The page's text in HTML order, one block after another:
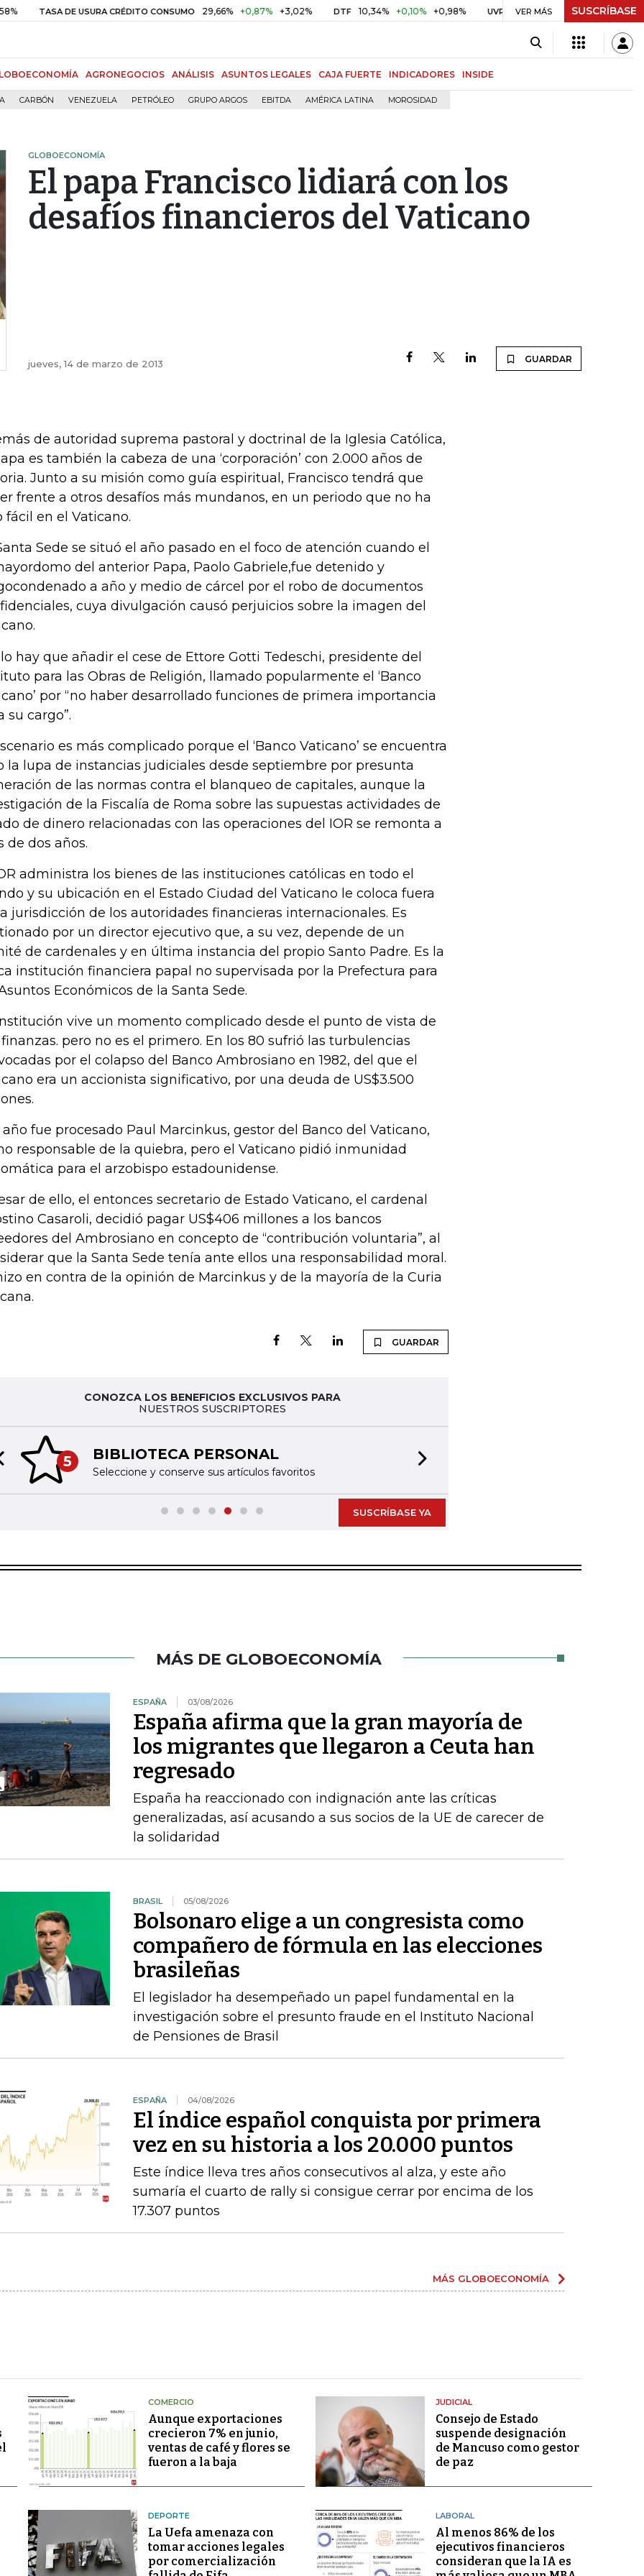
TASA DE USURA CRÉDITO CONSUMO 29,66% +0,87% +3,02% DTF 10,34% +0,10% +0,98% UVR $ 416,86 +$ 0,05 +0,01% BITCOIN
VER MÁS SUSCRÍBASE
AGRONEGOCIOS ANÁLISIS ASUNTOS LEGALES CAJA FUERTE INDICADORES INSIDE
CARBÓN VENEZUELA PETRÓLEO GRUPO ARGOS EBITDA AMÉRICA LATINA MOROSIDAD
GLOBOECONOMÍA
El papa Francisco lidiará con los
desafíos financieros del Vaticano
jueves, 14 de marzo de 2013 GUARDAR
de autoridad suprema pastoral y doctrinal de la Iglesia Católica,
es también la cabeza de una ‘corporación’ con 2.000 años de
Junto a su misión como guía espiritual, Francisco tendrá que
frente a otros desafíos más mundanos, en un periodo que no ha
fácil en el Vaticano.
Sede se situó el año pasado en el foco de atención cuando el
del anterior Papa, Paolo Gabriele,fue detenido y
a año y medio de cárcel por el robo de documentos
cuya divulgación causó perjuicios sobre la imagen del
hay que añadir el cese de Ettore Gotti Tedeschi, presidente del
para las Obras de Religión, llamado popularmente el ‘Banco
por “no haber desarrollado funciones de primera importancia
su cargo”.
es más complicado porque el ‘Banco Vaticano’ se encuentra
la lupa de instancias judiciales desde septiembre por presunta
de las normas contra el blanqueo de capitales, aunque la
de la Fiscalía de Roma sobre las supuestas actividades de
de dinero relacionadas con las operaciones del IOR se remonta a
de dos años.
administra los bienes de las instituciones católicas en todo el
y su ubicación en el Estado Ciudad del Vaticano le coloca fuera
jurisdicción de los autoridades financieras internacionales. Es
por un director ejecutivo que, a su vez, depende de un
de cardenales y en última instancia del propio Santo Padre. Es la
institución financiera papal no supervisada por la Prefectura para
Económicos de la Santa Sede.
vive un momento complicado desde el punto de vista de
pero no es el primero. En los 80 sufrió las turbulencias
por el colapso del Banco Ambrosiano en 1982, del que el
era un accionista significativo, por una deuda de US$3.500
año fue procesado Paul Marcinkus, gestor del Banco del Vaticano,
responsable de la quiebra, pero el Vaticano pidió inmunidad
para el arzobispo estadounidense.
de ello, el entonces secretario de Estado Vaticano, el cardenal
Casaroli, decidió pagar US$406 millones a los bancos
del Ambrosiano en concepto de “contribución voluntaria”, al
que la Santa Sede tenía ante ellos una responsabilidad moral.
en contra de la opinión de Marcinkus y de la mayoría de la Curia
GUARDAR
CONOZCA LOS BENEFICIOS EXCLUSIVOS PARA
NUESTROS SUSCRIPTORES
5 BIBLIOTECA PERSONAL
Seleccione y conserve sus artículos favoritos
slide
SUSCRÍBASE YA
MÁS DE GLOBOECONOMÍA
ESPAÑA 03/08/2026
España afirma que la gran mayoría de
los migrantes que llegaron a Ceuta han
regresado
España ha reaccionado con indignación ante las críticas
generalizadas, así acusando a sus socios de la UE de carecer de
la solidaridad
BRASIL 05/08/2026
Bolsonaro elige a un congresista como
compañero de fórmula en las elecciones
brasileñas
El legislador ha desempeñado un papel fundamental en la
investigación sobre el presunto fraude en el Instituto Nacional
de Pensiones de Brasil
ESPAÑA 04/08/2026
El índice español conquista por primera
vez en su historia a los 20.000 puntos
Este índice lleva tres años consecutivos al alza, y este año
sumaría el cuarto de rally si consigue cerrar por encima de los
17.307 puntos
MÁS GLOBOECONOMÍA
COMERCIO
Aunque exportaciones
crecieron 7% en junio,
ventas de café y flores se
fueron a la baja
JUDICIAL
Consejo de Estado
suspende designación
de Mancuso como gestor
de paz
DEPORTE
La Uefa amenaza con
tomar acciones legales
por comercialización
LABORAL
Al menos 86% de los
ejecutivos financieros
consideran que la IA es